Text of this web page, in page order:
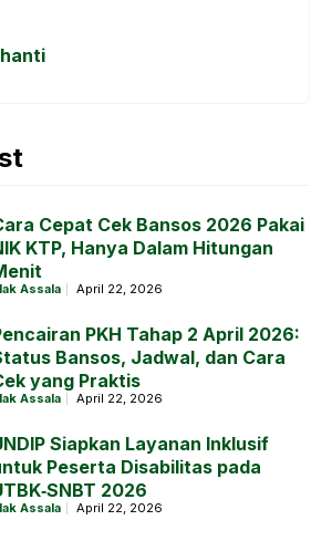
Cepat Cek Bansos 2026 Pakai
KTP, Hanya Dalam Hitungan
Assala April 22, 2026
PKH Tahap 2 April 2026:
Bansos, Jadwal, dan Cara
yang Praktis
Assala April 22, 2026
Siapkan Layanan Inklusif
Peserta Disabilitas pada
2026
Assala April 22, 2026